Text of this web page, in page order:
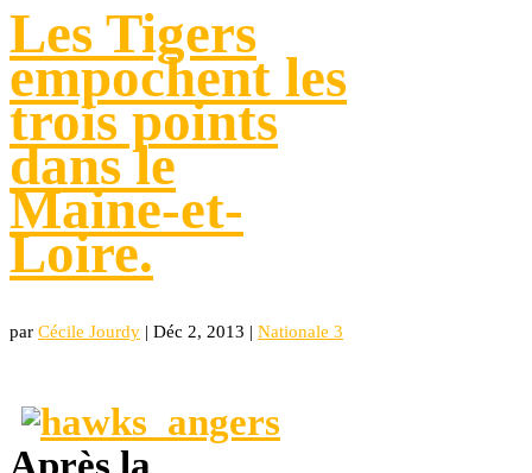
Les Tigers
empochent les
trois points
dans le
Maine-et-
Loire.
par Cécile Jourdy | Déc 2, 2013 | Nationale 3
Après la